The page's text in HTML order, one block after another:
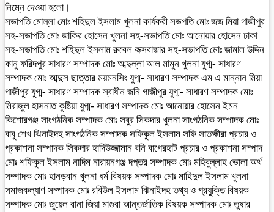
নিম্নে দেওয়া হলো।
সভাপতি মোল্লা মোঃ শহিদুল ইসলাম খুলনা কার্যকরী সভপতি মোঃ জজ মিয়া গাজীপুর
সহ-সভাপতি মোঃ জাকির হোসেন খুলনা সহ-সভাপতি মোঃ আনোয়ার হোসেন ঢাকা
সহ-সভাপতি মোঃ শহিদুল ইসলাম রুবেল কক্সবাজার সহ-সভাপতি মোঃ জামাল উদ্দিন
কানু ফরিদপুর সাধারণ সম্পাদক মোঃ আব্দুল্লা আল মামুন খুলনা যুগ্ম- সাধারণ
সম্পাদক মোঃ আব্দুস ছাত্তার ময়মনসিং যুগ্ম- সাধারণ সম্পাদক এম এ মান্নান মিয়া
গাজীপুর যুগ্ম- সাধারণ সম্পাদক স্বাধীন জনি গাজীপুর যুগ্ম- সাধারণ সম্পাদক মোঃ
মিরাজুল হাসনাত কুষ্টিয়া যুগ্ম- সাধারণ সম্পাদক মোঃ আনোয়ার হোসেন ইমন
কিশোরগঞ্জ সাংগঠনিক সম্পাদক মোঃ সবুর সিকদার খুলনা সাংগঠনিক সম্পাদক মোঃ
বাবু শেখ ঝিনাইদহ সাংগঠনিক সম্পাদক সফিকুল ইসলাম সফি সাতক্ষীরা প্রচার ও
প্রকাশনা সম্পাদক সিকদার হাদিউজ্জামান বনি বাগেরহাট প্রচার ও প্রকাশনা সম্পাদ
মোঃ শফিকুল ইসলাম নাদিম নারায়নগঞ্জ দপ্তর সম্পাদক মোঃ মহিবুল্লাহ ভোলা অর্থ
সম্পাদক মোঃ হানড়বান খুলনা ধর্ম বিষয়ক সম্পাদক মোঃ মাহিদুল ইসলাম খুলনা
সমাজকল্যাণ সম্পাদক মোঃ রবিউল ইসলাম ঝিনাইদহ তথ্য ও প্রযুক্তি বিষয়ক
সম্পাদক মোঃ জুয়েল রানা জিয়া মাগুরা আন্তর্জাতিক বিষয়ক সম্পাদক মোঃ তুষার